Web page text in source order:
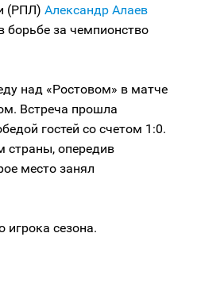
(РПЛ) Александр Алаев
борьбе за чемпионство
над «Ростовом» в матче
Встреча прошла
гостей со счетом 1:0.
страны, опередив
место занял
игрока сезона.